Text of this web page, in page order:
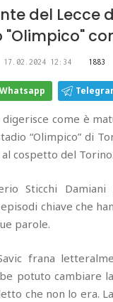
del Lecce
17.02.2024 12:34 1883
Whatsapp
digerisce come è
“Olimpico” di
cospetto del Torino.
Sticchi
chiave che
parole.
frana
potuto cambiare
che non lo era.